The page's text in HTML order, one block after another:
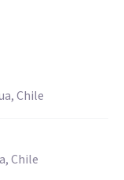
Chile
Chile